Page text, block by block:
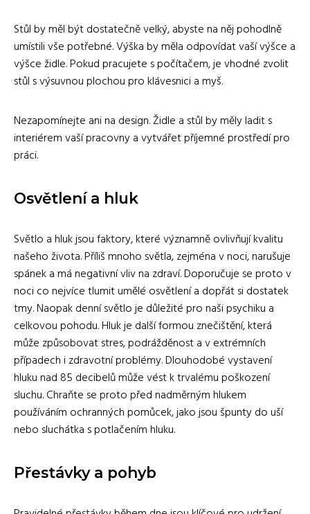
Stůl by měl být dostatečně velký, abyste na něj pohodlně
umístili vše potřebné. Výška by měla odpovídat vaší výšce a
výšce židle. Pokud pracujete s počítačem, je vhodné zvolit
stůl s výsuvnou plochou pro klávesnici a myš.
Nezapomínejte ani na design. Židle a stůl by měly ladit s
interiérem vaší pracovny a vytvářet příjemné prostředí pro
práci.
Osvětlení a hluk
Světlo a hluk jsou faktory, které významně ovlivňují kvalitu
našeho života. Příliš mnoho světla, zejména v noci, narušuje
spánek a má negativní vliv na zdraví. Doporučuje se proto v
noci co nejvíce tlumit umělé osvětlení a dopřát si dostatek
tmy. Naopak denní světlo je důležité pro naši psychiku a
celkovou pohodu. Hluk je další formou znečištění, která
může způsobovat stres, podrážděnost a v extrémních
případech i zdravotní problémy. Dlouhodobé vystavení
hluku nad 85 decibelů může vést k trvalému poškození
sluchu. Chraňte se proto před nadměrným hlukem
používáním ochranných pomůcek, jako jsou špunty do uší
nebo sluchátka s potlačením hluku.
Přestávky a pohyb